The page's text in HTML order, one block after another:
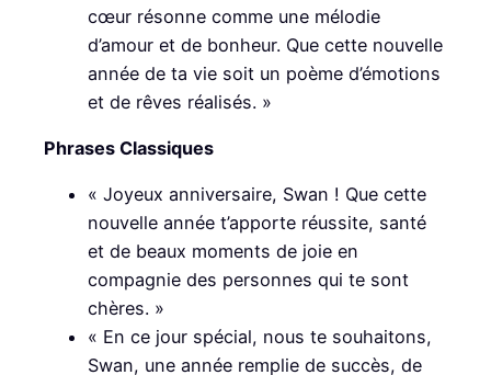
cœur résonne comme une mélodie
d’amour et de bonheur. Que cette nouvelle
année de ta vie soit un poème d’émotions
et de rêves réalisés. »
Phrases Classiques
« Joyeux anniversaire, Swan ! Que cette
nouvelle année t’apporte réussite, santé
et de beaux moments de joie en
compagnie des personnes qui te sont
chères. »
« En ce jour spécial, nous te souhaitons,
Swan, une année remplie de succès, de